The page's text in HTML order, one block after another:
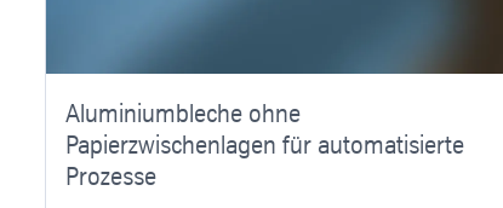
Aluminiumbleche ohne
Papierzwischenlagen für automatisierte
Prozesse